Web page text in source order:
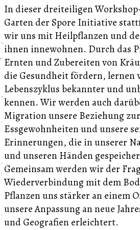
In dieser dreiteiligen
Garten der Spore Initiative
wir uns mit Heilpflanzen und
ihnen innewohnen. Durch das
Ernten und Zubereiten von
die Gesundheit fördern, lernen
Lebenszyklus bekannter und
kennen. Wir werden auch
Migration unsere Beziehung
Essgewohnheiten und unsere
Erinnerungen, die in unserer
und unseren Händen
Gemeinsam werden wir der
Wiederverbindung mit dem
Pflanzen uns stärker an einem
unsere Anpassung an neue
und Geografien erleichtert.